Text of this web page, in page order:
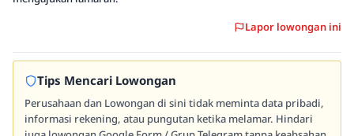
Lapor lowongan ini
Tips Mencari Lowongan
Perusahaan dan Lowongan di sini tidak meminta data pribadi,
informasi rekening, atau pungutan ketika melamar. Hindari